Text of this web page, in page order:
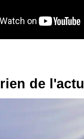
de l'actu